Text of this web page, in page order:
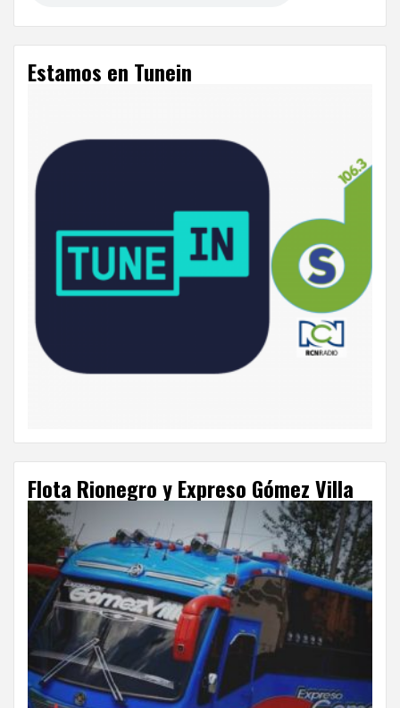
Estamos en Tunein
Flota Rionegro y Expreso Gómez Villa